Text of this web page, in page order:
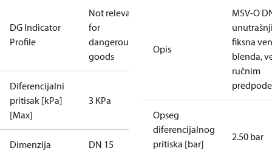
DG Indicator
Profile
Not relevant
for
dangerous
goods
Diferencijalni
pritisak [kPa]
[Max]
3 KPa
Dimenzija
DN 15
Opis
MSV-O
fiksna
blenda,
ručnim
Opseg
diferencijalnog
pritiska [bar]
2.50 bar